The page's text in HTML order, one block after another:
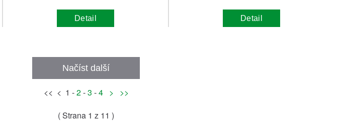
Detail Detail
Načíst další
<< < 1 -2-3 -4 >
>>
( Strana 1 z 11 )